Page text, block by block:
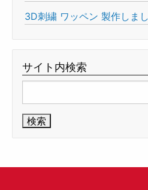
3D刺繍 ワッペン 製作しまし
サイト内検索
索: